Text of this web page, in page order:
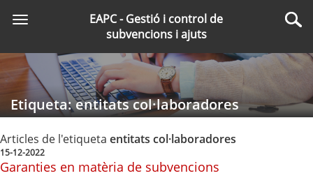
principal
Toggle
EAPC - Gestió i control de
subvencions i ajuts
Etiqueta: entitats col·laboradores
Articles de l'etiqueta entitats col·laboradores
15-12-2022
Garanties en matèria de subvencions